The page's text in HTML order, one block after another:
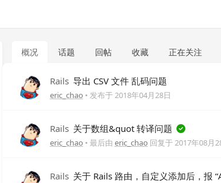
概况 话题 回帖 收藏 正在关注
Rails 导出 CSV 文件 乱码问题
eric_chao • 发布于2018年04月28日
Rails 关于数组&quot 转译问题
eric_chao • 最后由 eric_chao 回复于2017年08月
Rails 关于 Rails 路由，自定义添加后，